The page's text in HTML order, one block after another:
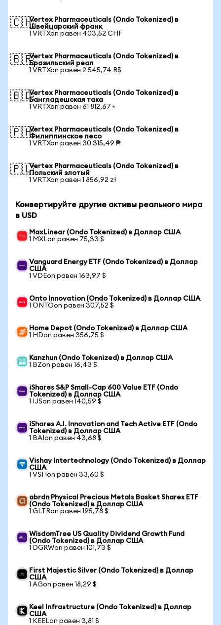
🇨🇭Vertex Pharmaceuticals (Ondo Tokenized) в
Швейцарский франк
1 VRTXon равен 403,52 CHF
🇧🇷Vertex Pharmaceuticals (Ondo Tokenized) в
Бразильский реал
1 VRTXon равен 2 545,74 R$
🇧🇩Vertex Pharmaceuticals (Ondo Tokenized) в
Бангладешская така
1 VRTXon равен 61 812,67 ৳
🇵🇭Vertex Pharmaceuticals (Ondo Tokenized) в
Филиппинское песо
1 VRTXon равен 30 315,49 ₱
🇵🇱Vertex Pharmaceuticals (Ondo Tokenized) в
Польский злотый
1 VRTXon равен 1 856,92 zł
Конвертируйте другие активы реального мира
в USD
MaxLinear (Ondo Tokenized) в Доллар США
1 MXLon равен 75,33 $
Vanguard Energy ETF (Ondo Tokenized) в Доллар
США
1 VDEon равен 163,97 $
Onto Innovation (Ondo Tokenized) в Доллар США
1 ONTOon равен 307,52 $
Home Depot (Ondo Tokenized) в Доллар США
1 HDon равен 356,75 $
Kanzhun (Ondo Tokenized) в Доллар США
1 BZon равен 16,43 $
iShares S&P Small-Cap 600 Value ETF (Ondo
Tokenized) в Доллар США
1 IJSon равен 140,59 $
iShares A.I. Innovation and Tech Active ETF (Ondo
Tokenized) в Доллар США
1 BAIon равен 43,68 $
Vishay Intertechnology (Ondo Tokenized) в Доллар
США
1 VSHon равен 33,60 $
abrdn Physical Precious Metals Basket Shares ETF
(Ondo Tokenized) в Доллар США
1 GLTRon равен 195,78 $
WisdomTree US Quality Dividend Growth Fund
(Ondo Tokenized) в Доллар США
1 DGRWon равен 101,73 $
First Majestic Silver (Ondo Tokenized) в Доллар
США
1 AGon равен 18,29 $
Keel Infrastructure (Ondo Tokenized) в Доллар
США
1 KEELon равен 3,81 $